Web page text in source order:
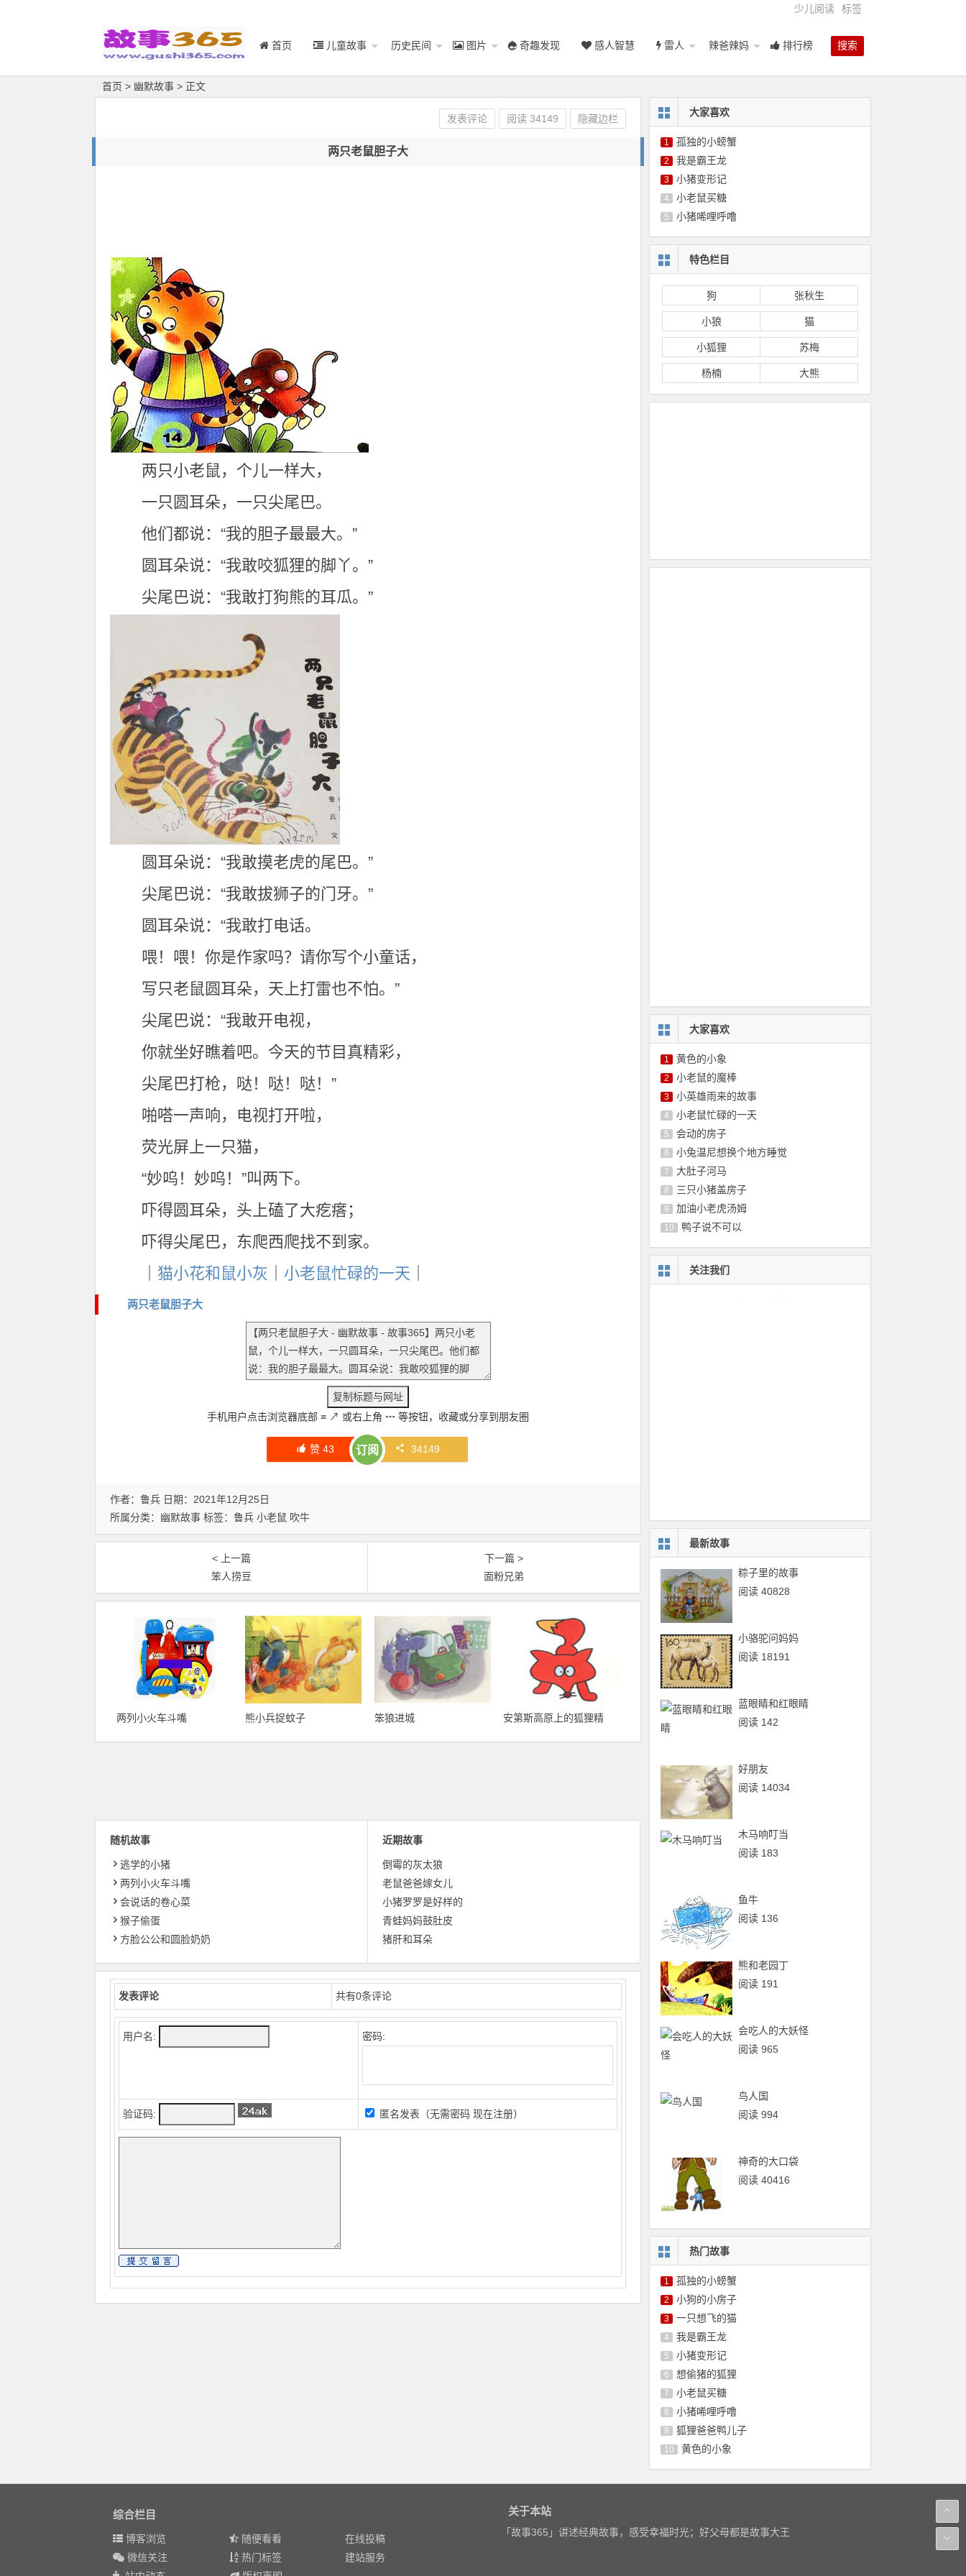
少儿阅读 标签
搜索
首页 儿童故事 历史民间 图片 奇趣发现 感人智慧 雷人 辣爸辣妈 排行榜
首页 > 幽默故事 > 正文
两只老鼠胆子大
两只小老鼠，个儿一样大，
一只圆耳朵，一只尖尾巴。
他们都说：“我的胆子最最大。”
圆耳朵说：“我敢咬狐狸的脚丫。”
尖尾巴说：“我敢打狗熊的耳瓜。”
圆耳朵说：“我敢摸老虎的尾巴。”
尖尾巴说：“我敢拔狮子的门牙。”
圆耳朵说：“我敢打电话。
喂！喂！你是作家吗？请你写个小童话，
写只老鼠圆耳朵，天上打雷也不怕。”
尖尾巴说：“我敢开电视，
你就坐好瞧着吧。今天的节目真精彩，
尖尾巴打枪，哒！哒！哒！”
啪嗒一声响，电视打开啦，
荧光屏上一只猫，
“妙呜！妙呜！”叫两下。
吓得圆耳朵，头上磕了大疙瘩；
吓得尖尾巴，东爬西爬找不到家。
猫小花和鼠小灰 小老鼠忙碌的一天
两只老鼠胆子大
手机用户点击浏览器底部 ≡ ↗ 或右上角 ┅等按钮，收藏或分享到朋友圈
赞 43 订阅 34149
发表评论 阅读34149 隐藏边栏
作者：鲁兵 日期：2021年12月25日
所属分类： 幽默故事 标签： 鲁兵 小老鼠 吹牛
< 上一篇
笨人捞豆
下一篇 >
面粉兄弟
两列小火车斗嘴 熊小兵捉蚊子 笨狼进城 安第斯高原上的狐狸精
随机故事
逃学的小猪
两列小火车斗嘴
会说话的卷心菜
猴子偷蛋
方脸公公和圆脸奶奶
近期故事
倒霉的灰太狼
老鼠爸爸嫁女儿
小猪罗罗是好样的
青蛙妈妈鼓肚皮
猪肝和耳朵
发表评论 共有0条评论
用户名: 密码:
验证码: 匿名发表（无需密码 现在注册）
大家喜欢
1 孤独的小螃蟹
2 我是霸王龙
3 小猪变形记
4 小老鼠买糖
5 小猪唏哩呼噜
特色栏目
狗 张秋生
小狼 猫
小狐狸 苏梅
杨楠 大熊
大家喜欢
1 黄色的小象
2 小老鼠的魔棒
3 小英雄雨来的故事
4 小老鼠忙碌的一天
5 会动的房子
6 小兔温尼想换个地方睡觉
7 大肚子河马
8 三只小猪盖房子
9 加油小老虎汤姆
10 鸭子说不可以
关注我们
最新故事
粽子里的故事
阅读 40828
小骆驼问妈妈
阅读 18191
蓝眼睛和红眼睛
阅读 142
好朋友
阅读 14034
木马响叮当
阅读 183
鱼牛
阅读 136
熊和老园丁
阅读 191
会吃人的大妖怪
阅读 965
鸟人国
阅读 994
神奇的大口袋
阅读 40416
热门故事
1 孤独的小螃蟹
2 小狗的小房子
3 一只想飞的猫
4 我是霸王龙
5 小猪变形记
6 想偷猪的狐狸
7 小老鼠买糖
8 小猪唏哩呼噜
9 狐狸爸爸鸭儿子
10 黄色的小象
综合栏目
博客浏览 随便看看
在线投稿
微信关注
热门标签
建站服务
关于本站
「故事365」讲述经典故事，感受幸福时光；好父母都是故事大王